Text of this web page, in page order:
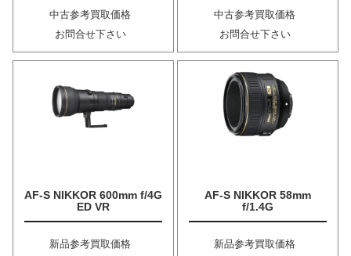
中古参考買取価格
お問合せ下さい
中古参考買取価格
お問合せ下さい
AF-S NIKKOR 600mm f/4G
ED VR
新品参考買取価格
AF-S NIKKOR 58mm
f/1.4G
新品参考買取価格